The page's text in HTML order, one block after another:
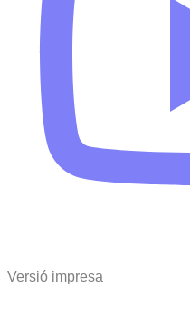
Versió impresa